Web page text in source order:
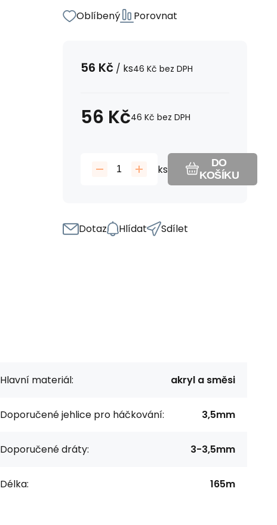
Oblíbený Porovnat
56 Kč / ks46 Kč bez DPH
56 Kč46 Kč bez DPH
ks
DO
KOŠÍKU
Dotaz Hlídat Sdílet
Hlavní materiál: akryl a směsi
Doporučené jehlice pro háčkování: 3,5mm
Doporučené dráty: 3-3,5mm
Délka: 165m